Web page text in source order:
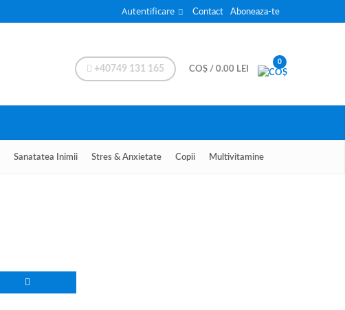
Autentificare Contact Aboneaza-te
+40749 131 165 COȘ / 0.00 LEI
0
Sanatatea Inimii Stres & Anxietate Copii Multivitamine